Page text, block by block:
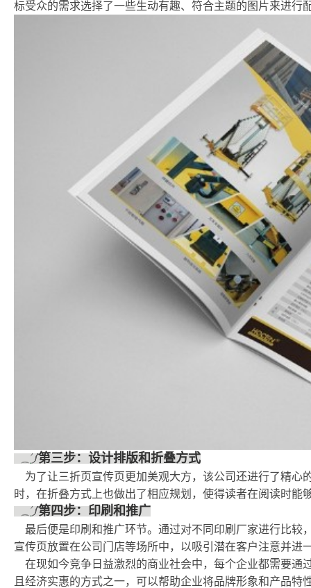
标受众的需求选择了一些生动有趣、符合主题的图片来进行
第三步：设计排版和折叠方式
为了让三折页宣传页更加美观大方，该公司还进行了精
时，在折叠方式上也做出了相应规划，使得读者在阅读时能
第四步：印刷和推广
最后便是印刷和推广环节。通过对不同印刷厂家进行比
宣传页放置在公司门店等场所中，以吸引潜在客户注意并进
在现如今竞争日益激烈的商业社会中，每个企业都需要
且经济实惠的方式之一，可以帮助企业将品牌形象和产品